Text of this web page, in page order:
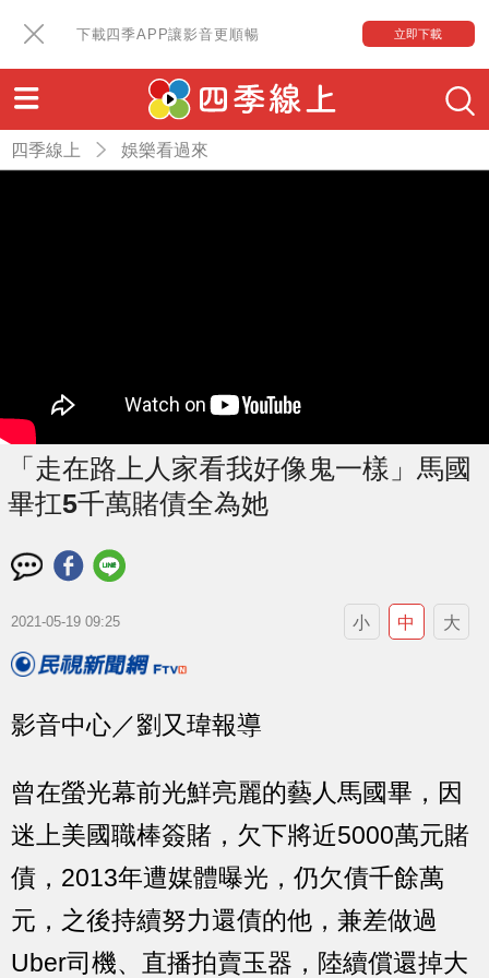
下載四季APP讓影音更順暢 立即下載
四季線上 娛樂看過來
「走在路上人家看我好像鬼一樣」馬國
畢扛5千萬賭債全為她
2021-05-19 09:25 小 中 大
影音中心／劉又瑋報導
曾在螢光幕前光鮮亮麗的藝人馬國畢，因
迷上美國職棒簽賭，欠下將近5000萬元賭
債，2013年遭媒體曝光，仍欠債千餘萬
元，之後持續努力還債的他，兼差做過
Uber司機、直播拍賣玉器，陸續償還掉大